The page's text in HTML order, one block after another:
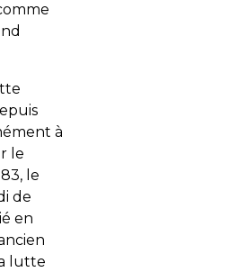
à
le
le
de
en
lutte